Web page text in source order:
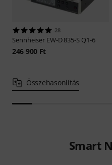
28
Sennheiser EW-D 835-S Q1-6
246 900 Ft
Összehasonlítás
Smart